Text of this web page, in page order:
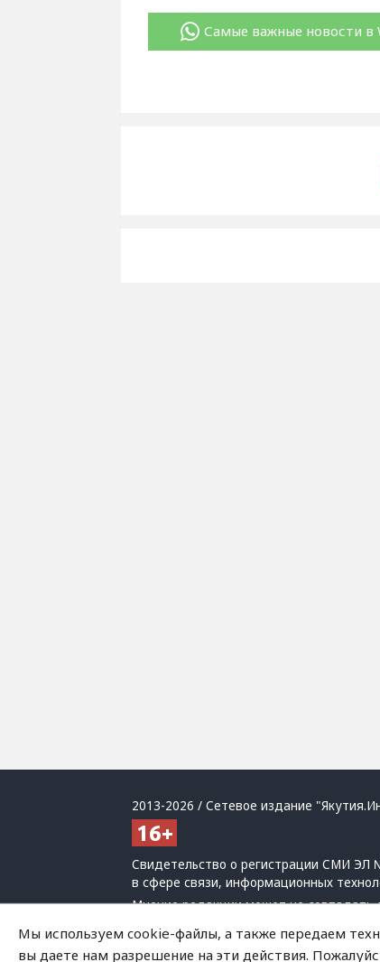
Самые важные новости в
2013-2026 / Сетевое издание
Свидетельство о регистрации СМИ
в сфере связи, информационных
Мнение редакции может не совпадать
При использовании материалов
Политика обработки персональных
Мы используем cookie-файлы, а также передаем
вы даете нам разрешение на эти действия.